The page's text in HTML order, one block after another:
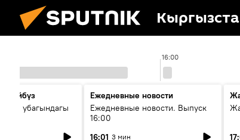
16:00
өз убагындагы
Ежедневные новости
Ежедневные новости. Выпуск
16:00
16:01 3 мин